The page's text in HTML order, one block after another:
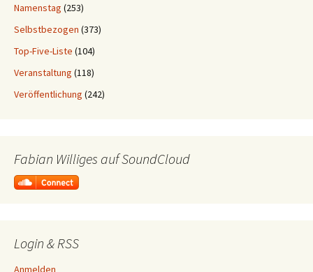
Namenstag (253)
Selbstbezogen (373)
Top-Five-Liste (104)
Veranstaltung (118)
Veröffentlichung (242)
Fabian Williges auf SoundCloud
Login & RSS
Anmelden